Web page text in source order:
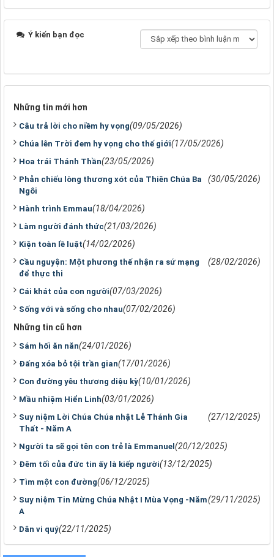
Ý kiến bạn đọc
Những tin mới hơn
Câu trả lời cho niềm hy vọng(09/05/2026)
Chúa lên Trời đem hy vọng cho thế giới(17/05/2026)
Hoa trái Thánh Thần(23/05/2026)
Phản chiếu lòng thương xót của Thiên Chúa Ba
Ngôi
(30/05/2026)
Hành trình Emmau(18/04/2026)
Làm người đánh thức(21/03/2026)
Kiện toàn lề luật(14/02/2026)
Cầu nguyện: Một phương thế nhận ra sứ mạng
để thực thi
(28/02/2026)
Cái khát của con người(07/03/2026)
Sống với và sống cho nhau(07/02/2026)
Những tin cũ hơn
Sám hối ăn năn(24/01/2026)
Đấng xóa bỏ tội trần gian(17/01/2026)
Con đường yêu thương diệu kỳ(10/01/2026)
Mầu nhiệm Hiển Linh(03/01/2026)
Suy niệm Lời Chúa Chúa nhật Lễ Thánh Gia
Thất - Năm A
(27/12/2025)
Người ta sẽ gọi tên con trẻ là Emmanuel (20/12/2025)
Đêm tối của đức tin ấy là kiếp người(13/12/2025)
Tìm một con đường(06/12/2025)
Suy niệm Tin Mừng Chúa Nhật I Mùa Vọng -Năm
A
(29/11/2025)
Dân vi quý(22/11/2025)